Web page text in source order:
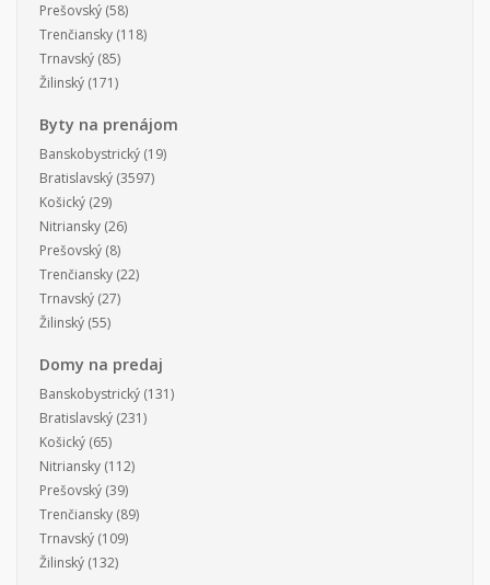
Prešovský (58)
Trenčiansky (118)
Trnavský (85)
Žilinský (171)
Byty na prenájom
Banskobystrický (19)
Bratislavský (3597)
Košický (29)
Nitriansky (26)
Prešovský (8)
Trenčiansky (22)
Trnavský (27)
Žilinský (55)
Domy na predaj
Banskobystrický (131)
Bratislavský (231)
Košický (65)
Nitriansky (112)
Prešovský (39)
Trenčiansky (89)
Trnavský (109)
Žilinský (132)